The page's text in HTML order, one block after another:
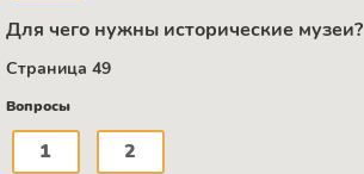
Для чего нужны исторические музеи?
Страница 49
Вопросы
1 2